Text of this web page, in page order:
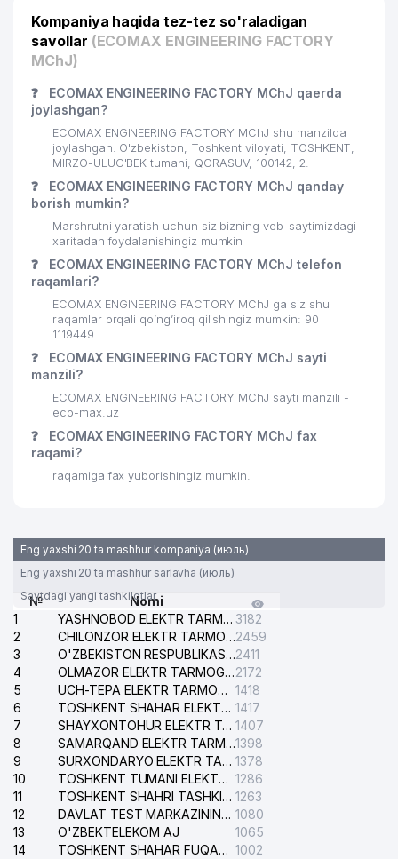
Kompaniya haqida tez-tez so'raladigan
savollar (ECOMAX ENGINEERING FACTORY
MChJ)
❓
ECOMAX ENGINEERING FACTORY MChJ qaerda
joylashgan?
ECOMAX ENGINEERING FACTORY MChJ shu manzilda
joylashgan: O'zbekiston, Toshkent viloyati, TOSHKENT,
MIRZO-ULUG'BEK tumani, QORASUV, 100142, 2.
❓
ECOMAX ENGINEERING FACTORY MChJ qanday
borish mumkin?
Marshrutni yaratish uchun siz bizning veb-saytimizdagi
xaritadan foydalanishingiz mumkin
❓
ECOMAX ENGINEERING FACTORY MChJ telefon
raqamlari?
ECOMAX ENGINEERING FACTORY MChJ ga siz shu
raqamlar orqali qo’ng’iroq qilishingiz mumkin: 90
1119449
❓
ECOMAX ENGINEERING FACTORY MChJ sayti
manzili?
ECOMAX ENGINEERING FACTORY MChJ sayti manzili -
eco-max.uz
❓
ECOMAX ENGINEERING FACTORY MChJ fax
raqami?
raqamiga fax yuborishingiz mumkin.
Eng yaxshi 20 ta mashhur kompaniya (июль)
Eng yaxshi 20 ta mashhur sarlavha (июль)
Saytdagi yangi tashkilotlar
№
Nomi
1
YASHNOBOD ELEKTR TARMOG'I NOSOZLIKLARI XIZMATI 3182
2
CHILONZOR ELEKTR TARMOG'I NOSOZLIK XIZMATI2459
3
O'ZBEKISTON RESPUBLIKASI BOSH PROKURATURASI ISHONCH TELEFONI2411
4
OLMAZOR ELEKTR TARMOG'I NOSOZLIKLARI XIZMATI2172
5
UCH-TEPA ELEKTR TARMOG'I NOSOZLIKLARI XIZMATI 1418
6
TOSHKENT SHAHAR ELEKTR TARMOQLARI KORXONASI AJ 1417
7
SHAYXONTOHUR ELEKTR TARMOG'I NOSOZLIKLARINI TUZATISH XIZMATI 1407
8
SAMARQAND ELEKTR TARMOQLARI AJ1398
9
SURXONDARYO ELEKTR TARMOQLARI AJ 1378
10
TOSHKENT TUMANI ELEKTR TARMOG'I AVARIYA XIZMATI 1286
11
TOSHKENT SHAHRI TASHKILOT TELEFONLARI HAQIDA MA'LUMOT BYUROSI 1263
12
DAVLAT TEST MARKAZINING ISHONCH TELEFONLARI 1080
13
O'ZBEKTELEKOM AJ
1065
14
TOSHKENT SHAHAR FUQAROLIK ISHLARI BO'YICHA SUDI 1002